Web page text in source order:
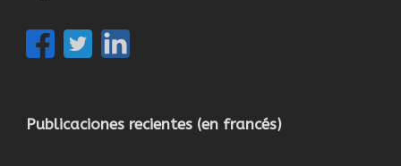
Publicaciones recientes (en francés)